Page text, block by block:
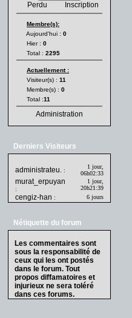
Perdu Inscription
Membre(s):
Aujourd'hui : 0
Hier : 0
Total : 2295
Actuellement :
Visiteur(s) : 11
Membre(s) : 0
Total :11
Administration
Derniers Visiteurs
administrateu. :
1 jour,
06h02:33
murat_erpuyan
:
1 jour,
20h21:39
cengiz-han : 6 jours
Nétiquette du forum
Les commentaires sont
sous la responsabilité de
ceux qui les ont postés
dans le forum. Tout
propos diffamatoires et
injurieux ne sera toléré
dans ces forums.